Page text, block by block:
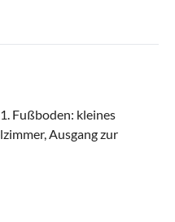
Fußboden: kleines
Ausgang zur